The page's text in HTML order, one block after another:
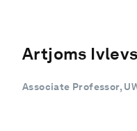
Artjoms Ivlevs
Associate Professor,